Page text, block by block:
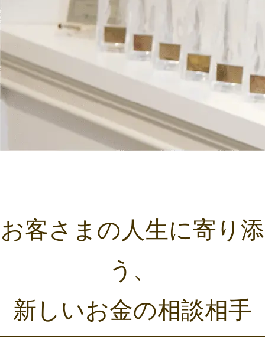
お客さまの人生に寄り添
う、
新しいお金の相談相手